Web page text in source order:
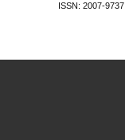
ISSN: 2007-9737